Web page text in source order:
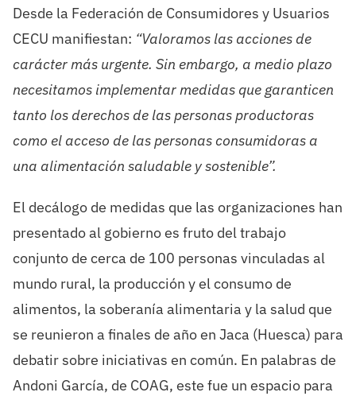
Desde la Federación de Consumidores y Usuarios
CECU manifiestan: “Valoramos las acciones de
carácter más urgente. Sin embargo, a medio plazo
necesitamosimplementar medidas que garanticen
tanto los derechos de las personas productoras
como el acceso de las personas consumidoras a
una alimentación saludable y sostenible”.
El decálogo de medidas que las organizaciones han
presentado al gobierno es fruto del trabajo
conjunto de cerca de 100 personas vinculadas al
mundo rural, la producción y el consumo de
alimentos, la soberanía alimentaria y la salud que
se reunieron a finales de año en Jaca (Huesca) para
debatir sobre iniciativas en común. En palabras de
Andoni García, de COAG, este fue un espacio para